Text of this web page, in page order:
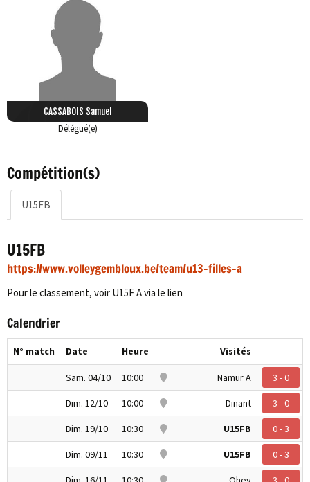
CASSABOIS Samuel
Délégué(e)
Compétition(s)
U15FB
U15FB
https://www.volleygembloux.be/team/u13-filles-a
Pour le classement, voir U15F A via le lien
Calendrier
N° match Date Heure Visités
Sam. 04/10 10:00 Namur A 3 - 0
Dim. 12/10 10:00 Dinant 3 - 0
Dim. 19/10 10:30 U15FB 0 - 3
Dim. 09/11 10:30 U15FB 0 - 3